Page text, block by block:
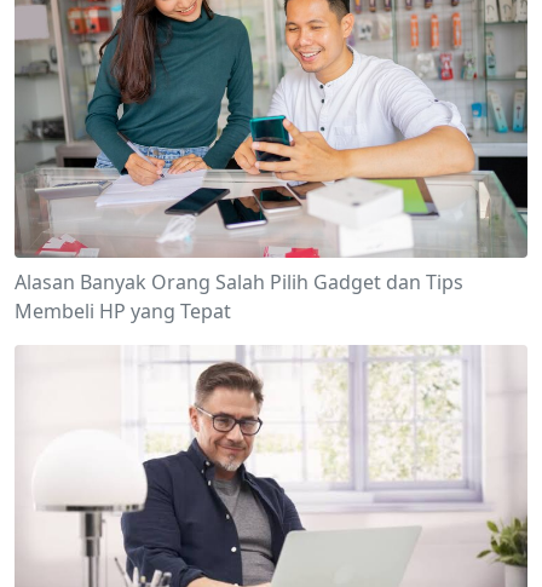
Alasan Banyak Orang Salah Pilih Gadget dan Tips
Membeli HP yang Tepat